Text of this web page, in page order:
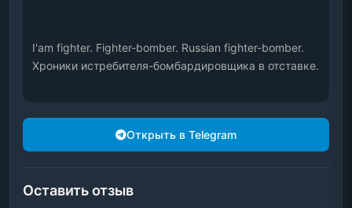
I'am fighter. Fighter-bomber. Russian fighter-bomber.
Хроники истребителя-бомбардировщика в отставке.
Открыть в Telegram
Оставить отзыв